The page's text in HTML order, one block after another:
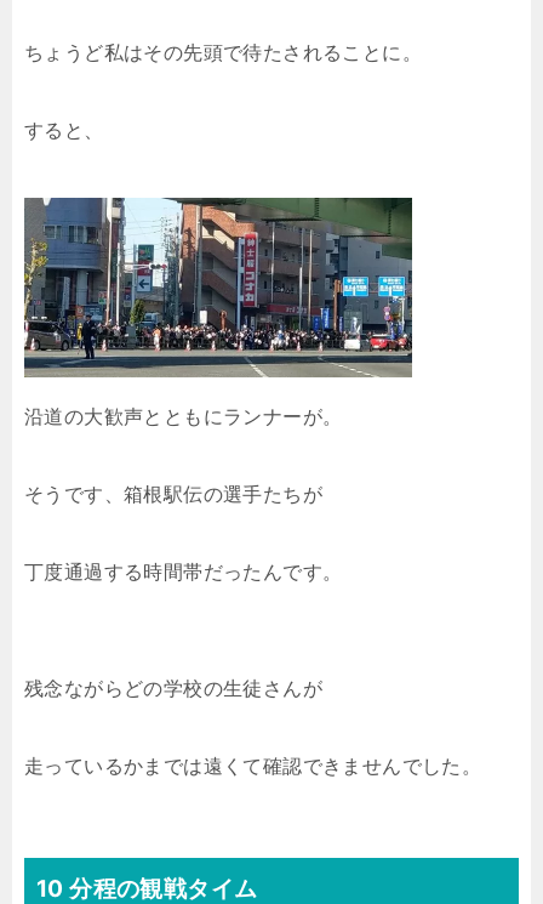
ちょうど私はその先頭で待たされることに。
すると、
沿道の大歓声とともにランナーが。
そうです、箱根駅伝の選手たちが
丁度通過する時間帯だったんです。
残念ながらどの学校の生徒さんが
走っているかまでは遠くて確認できませんでした。
10 分程の観戦タイム